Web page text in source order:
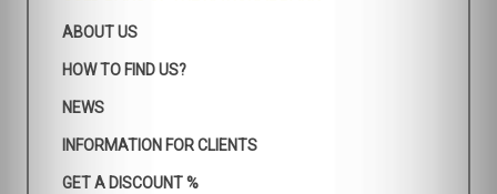
ABOUT US
HOW TO FIND US?
NEWS
INFORMATION FOR CLIENTS
GET A DISCOUNT %